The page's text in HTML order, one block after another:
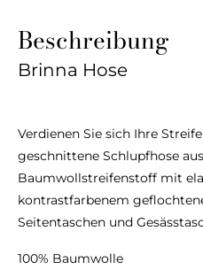
Beschreibung
Brinna Hose
Verdienen Sie sich Ihre
geschnittene Schlupfhose
Baumwollstreifenstoff mit
kontrastfarbenem
Seitentaschen und
100% Baumwolle